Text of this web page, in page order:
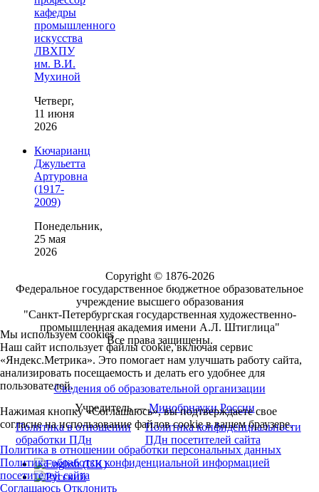
кафедры
промышленного
искусства
ЛВХПУ
им. В.И.
Мухиной
Четверг,
11 июня
2026
Кючарианц
Джульетта
Артуровна
(1917-
2009)
Понедельник,
25 мая
2026
Copyright © 1876-2026
Федеральное государственное бюджетное образовательное
учреждение высшего образования
"Санкт-Петербургская государственная художественно-
промышленная академия имени А.Л. Штиглица"
Все права защищены.
Сведения об образовательной организации
Учредитель —Минобрнауки России
Политика в отношении
обработки ПДн
Политика конфиденциальности
ПДн посетителей сайта
Мы используем cookies
Наш сайт использует файлы cookie, включая сервис
«Яндекс.Метрика». Это помогает нам улучшать работу сайта,
анализировать посещаемость и делать его удобнее для
пользователей.
Нажимая кнопку «Соглашаюсь», вы подтверждаете свое
согласие на использование файлов cookie в вашем браузере.
Политика в отношении обработки персональных данных
Политика обработки конфиденциальной информацией
посетителей сайта
Соглашаюсь Отклонить